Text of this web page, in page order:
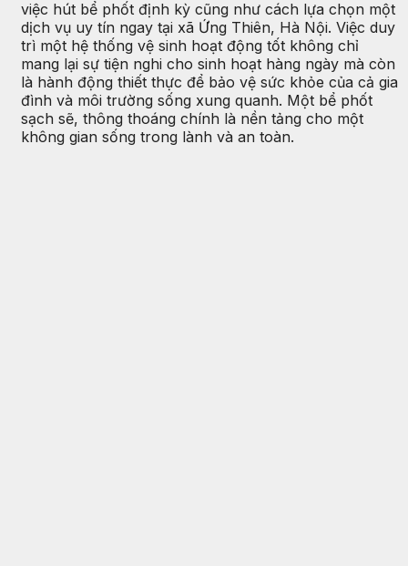
việc hút bể phốt định kỳ cũng như cách lựa chọn một
dịch vụ uy tín ngay tại xã Ứng Thiên, Hà Nội. Việc duy
trì một hệ thống vệ sinh hoạt động tốt không chỉ
mang lại sự tiện nghi cho sinh hoạt hàng ngày mà còn
là hành động thiết thực để bảo vệ sức khỏe của cả gia
đình và môi trường sống xung quanh. Một bể phốt
sạch sẽ, thông thoáng chính là nền tảng cho một
không gian sống trong lành và an toàn.